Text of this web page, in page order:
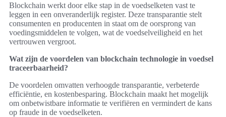
Blockchain werkt door elke stap in de voedselketen vast te
leggen in een onveranderlijk register. Deze transparantie stelt
consumenten en producenten in staat om de oorsprong van
voedingsmiddelen te volgen, wat de voedselveiligheid en het
vertrouwen vergroot.
Wat zijn de voordelen van blockchain technologie in voedsel
traceerbaarheid?
De voordelen omvatten verhoogde transparantie, verbeterde
efficiëntie, en kostenbesparing. Blockchain maakt het mogelijk
om onbetwistbare informatie te verifiëren en vermindert de kans
op fraude in de voedselketen.